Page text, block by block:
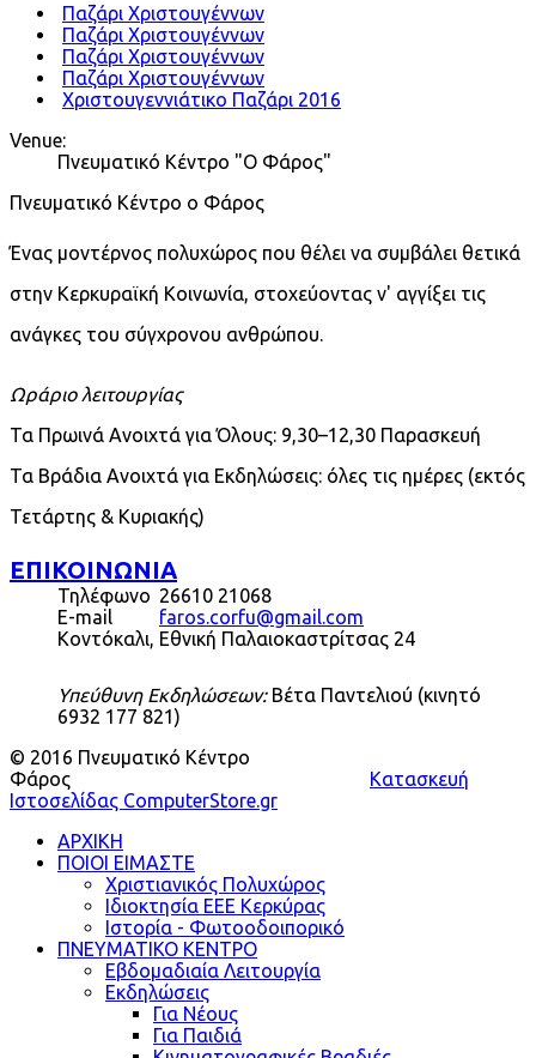
Παζάρι Χριστουγέννων
Παζάρι Χριστουγέννων
Παζάρι Χριστουγέννων
Παζάρι Χριστουγέννων
Χριστουγεννιάτικο Παζάρι 2016
Venue:
Πνευματικό Κέντρο "Ο Φάρος"
Πνευματικό Κέντρο ο Φάρος
Ένας μοντέρνος πολυχώρος που θέλει να συμβάλει θετικά
στην Κερκυραϊκή Κοινωνία, στοχεύοντας ν' αγγίξει τις
ανάγκες του σύγχρονου ανθρώπου.
Ωράριο λειτουργίας
Τα Πρωινά Ανοιχτά για Όλους: 9,30–12,30 Παρασκευή
Τα Βράδια Ανοιχτά για Εκδηλώσεις: όλες τις ημέρες (εκτός
Τετάρτης & Κυριακής)
ΕΠΙΚΟΙΝΩΝΙΑ
Τηλέφωνο 26610 21068
E-mail
faros.corfu@gmail.com
Κοντόκαλι, Εθνική Παλαιοκαστρίτσας 24
Υπεύθυνη Εκδηλώσεων:Βέτα Παντελιού (κινητό
6932 177 821)
© 2016 Πνευματικό Κέντρο
Φάρος
Κατασκευή
Ιστοσελίδας ComputerStore.gr
ΑΡΧΙΚΗ
ΠΟΙΟΙ ΕΙΜΑΣΤΕ
Χριστιανικός Πολυχώρος
Ιδιοκτησία ΕΕΕ Κερκύρας
Ιστορία - Φωτοοδοιπορικό
ΠΝΕΥΜΑΤΙΚΟ ΚΕΝΤΡΟ
Εβδομαδιαία Λειτουργία
Εκδηλώσεις
Για Νέους
Για Παιδιά